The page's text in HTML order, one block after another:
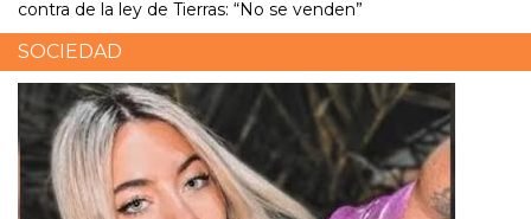
contra de la ley de Tierras: “No se venden”
SOCIEDAD